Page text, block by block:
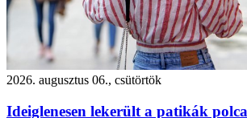
2026. augusztus 06., csütörtök
Ideiglenesen lekerült a patikák